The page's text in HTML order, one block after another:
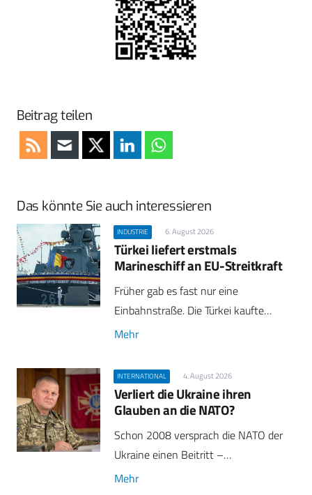
Beitrag teilen
Das könnte Sie auch interessieren
INDUSTRIE 6. August 2026
Türkei liefert erstmals
Marineschiff an EU-Streitkraft
Früher gab es fast nur eine
Einbahnstraße. Die Türkei kaufte…
Mehr
INTERNATIONAL 4. August 2026
Verliert die Ukraine ihren
Glauben an die NATO?
Schon 2008 versprach die NATO der
Ukraine einen Beitritt –…
Mehr